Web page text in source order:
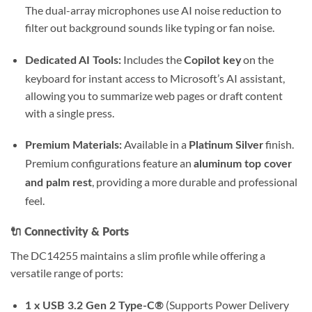
The dual-array microphones use AI noise reduction to
filter out background sounds like typing or fan noise.
Dedicated AI Tools:Includes theCopilot keyon the
keyboard for instant access to Microsoft’s AI assistant,
allowing you to summarize web pages or draft content
with a single press.
Premium Materials:Available in a Platinum Silverfinish.
Premium configurations feature an aluminum top cover
and palm rest, providing a more durable and professional
feel.
🔌 Connectivity & Ports
The DC14255 maintains a slim profile while offering a
versatile range of ports:
1 x USB 3.2 Gen 2 Type-C®(Supports Power Delivery